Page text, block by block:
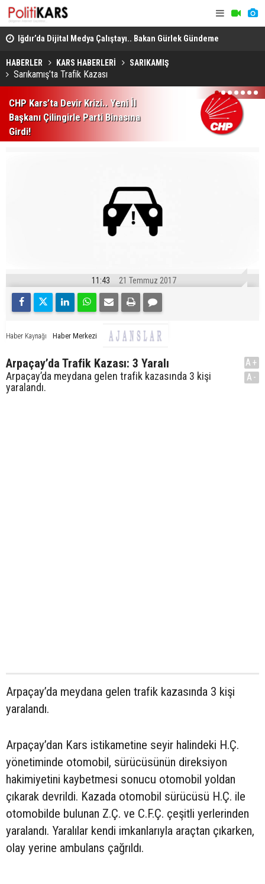
Iğdır’da Dijital Medya Çalıştayı.. Bakan Gürlek Gündeme
İlişkin Soruları Yanıtladı!
HABERLER KARS HABERLERİ SARIKAMIŞ
Sarıkamış’ta Trafik Kazası
CHP Kars’ta Devir Krizi.. Yeni İl
Başkanı Çilingirle Parti Binasına
Girdi!
1 2 3 4 5 6 7
11:43 21 Temmuz 2017
Haber Kaynağı Haber Merkezi
Arpaçay’da Trafik Kazası: 3 Yaralı
Arpaçay’da meydana gelen trafik kazasında 3 kişi
yaralandı.
A+
A-
Arpaçay’da meydana gelen trafik kazasında 3 kişi
yaralandı.
Arpaçay’dan Kars istikametine seyir halindeki H.Ç.
yönetiminde otomobil, sürücüsünün direksiyon
hakimiyetini kaybetmesi sonucu otomobil yoldan
çıkarak devrildi. Kazada otomobil sürücüsü H.Ç. ile
otomobilde bulunan Z.Ç. ve C.F.Ç. çeşitli yerlerinden
yaralandı. Yaralılar kendi imkanlarıyla araçtan çıkarken,
olay yerine ambulans çağrıldı.